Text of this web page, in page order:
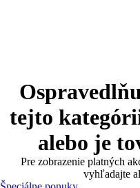
tejto
alebo je
Pre zobrazenie platných
vyhľadajte